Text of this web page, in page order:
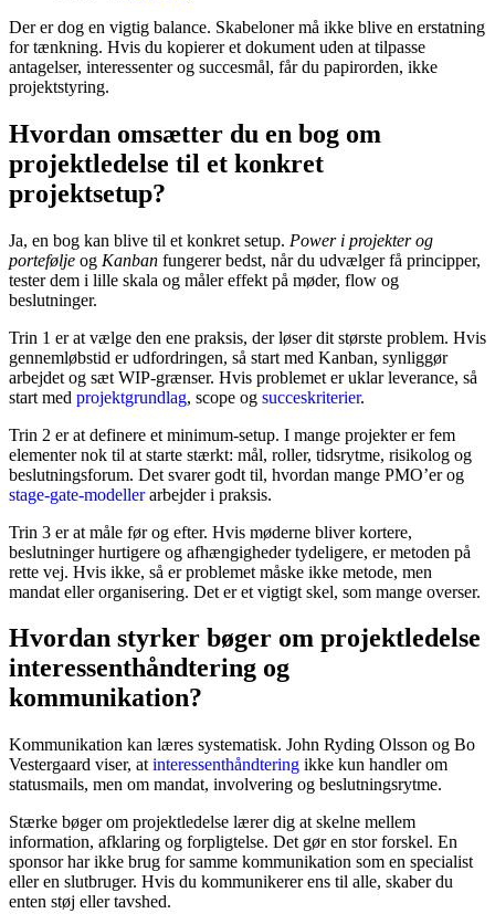
Der er dog en vigtig balance. Skabeloner må ikke blive en erstatning
for tænkning. Hvis du kopierer et dokument uden at tilpasse
antagelser, interessenter og succesmål, får du papirorden, ikke
projektstyring.
Hvordan omsætter du en bog om
projektledelse til et konkret
projektsetup?
Ja, en bog kan blive til et konkret setup. Power i projekter og
portefølje og Kanban fungerer bedst, når du udvælger få principper,
tester dem i lille skala og måler effekt på møder, flow og
beslutninger.
Trin 1 er at vælge den ene praksis, der løser dit største problem. Hvis
gennemløbstid er udfordringen, så start med Kanban, synliggør
arbejdet og sæt WIP-grænser. Hvis problemet er uklar leverance, så
start med projektgrundlag, scope og succeskriterier.
Trin 2 er at definere et minimum-setup. I mange projekter er fem
elementer nok til at starte stærkt: mål, roller, tidsrytme, risikolog og
beslutningsforum. Det svarer godt til, hvordan mange PMO’er og
stage-gate-modellerarbejder i praksis.
Trin 3 er at måle før og efter. Hvis møderne bliver kortere,
beslutninger hurtigere og afhængigheder tydeligere, er metoden på
rette vej. Hvis ikke, så er problemet måske ikke metode, men
mandat eller organisering. Det er et vigtigt skel, som mange overser.
Hvordan styrker bøger om projektledelse
interessenthåndtering og
kommunikation?
Kommunikation kan læres systematisk. John Ryding Olsson og Bo
Vestergaard viser, at interessenthåndtering ikke kun handler om
statusmails, men om mandat, involvering og beslutningsrytme.
Stærke bøger om projektledelse lærer dig at skelne mellem
information, afklaring og forpligtelse. Det gør en stor forskel. En
sponsor har ikke brug for samme kommunikation som en specialist
eller en slutbruger. Hvis du kommunikerer ens til alle, skaber du
enten støj eller tavshed.